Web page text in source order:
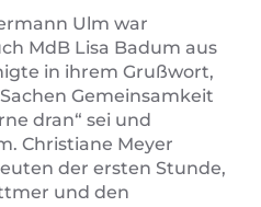
Ulm war
MdB Lisa Badum aus
in ihrem Grußwort,
Gemeinsamkeit
dran“ sei und
Christiane Meyer
der ersten Stunde,
und den